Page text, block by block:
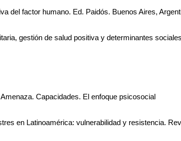
del factor humano. Ed. Paidós. Buenos Aires,
gestión de salud positiva y determinantes
Capacidades. El enfoque psicosocial
en Latinoamérica: vulnerabilidad y resistencia.